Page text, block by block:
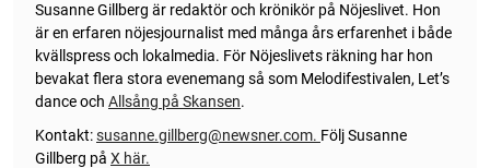
Susanne Gillberg är redaktör och krönikör på Nöjeslivet. Hon
är en erfaren nöjesjournalist med många års erfarenhet i både
kvällspress och lokalmedia. För Nöjeslivets räkning har hon
bevakat flera stora evenemang så som Melodifestivalen, Let’s
dance och Allsång på Skansen.
Kontakt:susanne.gillberg@newsner.com. Följ Susanne
Gillberg på X här.